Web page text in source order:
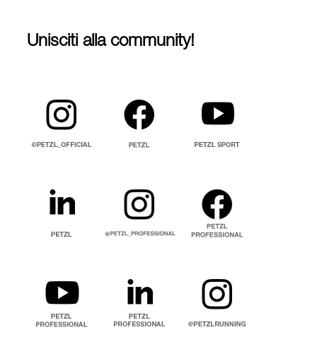
Unisciti alla community!